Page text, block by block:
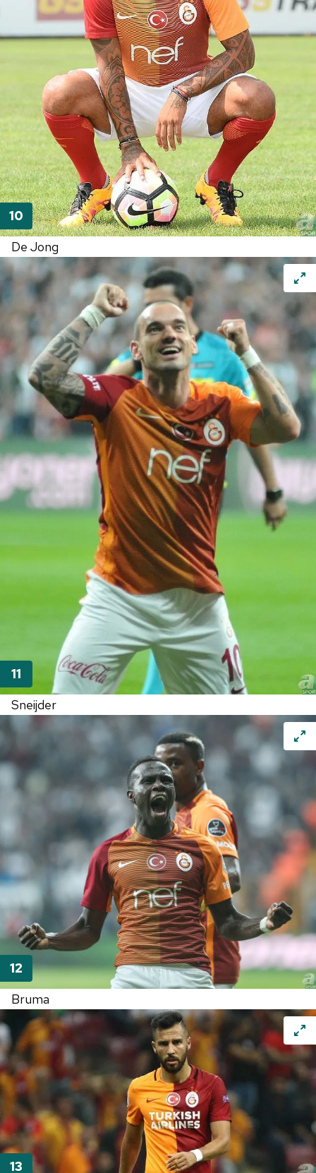
De Jong
Sneijder
Bruma